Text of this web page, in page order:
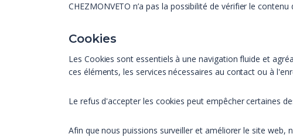
CHEZMONVETO n’a pas la possibilité de vérifier le
Cookies
Les Cookies sont essentiels à une navigation fluide et
ces éléments, les services nécessaires au contact ou à
Le refus d'accepter les cookies peut empêcher certaines
Afin que nous puissions surveiller et améliorer le site web,